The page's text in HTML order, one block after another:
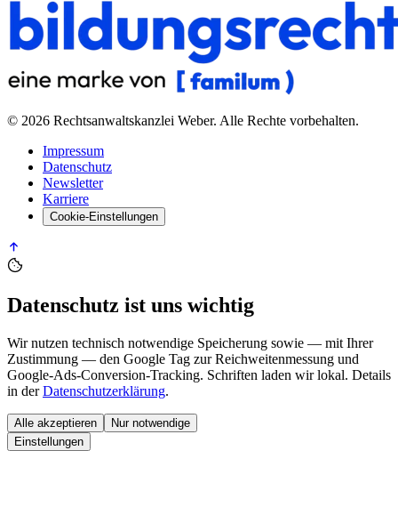
© 2026 Rechtsanwaltskanzlei Weber. Alle Rechte vorbehalten.
Impressum
Datenschutz
Newsletter
Karriere
Cookie-Einstellungen
Datenschutz ist uns wichtig
Wir nutzen technisch notwendige Speicherung sowie — mit Ihrer
Zustimmung — den Google Tag zur Reichweitenmessung und
Google-Ads-Conversion-Tracking. Schriften laden wir lokal. Details
in der Datenschutzerklärung.
Alle akzeptieren
Nur notwendige
Einstellungen